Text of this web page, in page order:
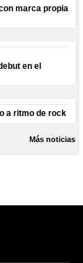
marca propia
en el
a ritmo de rock
Más noticias